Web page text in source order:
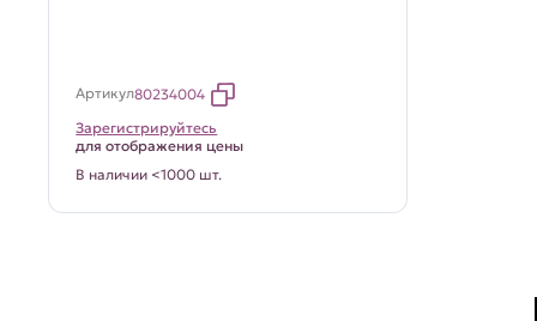
Артикул80234004
Зарегистрируйтесь
для отображения цены
В наличии <1000 шт.